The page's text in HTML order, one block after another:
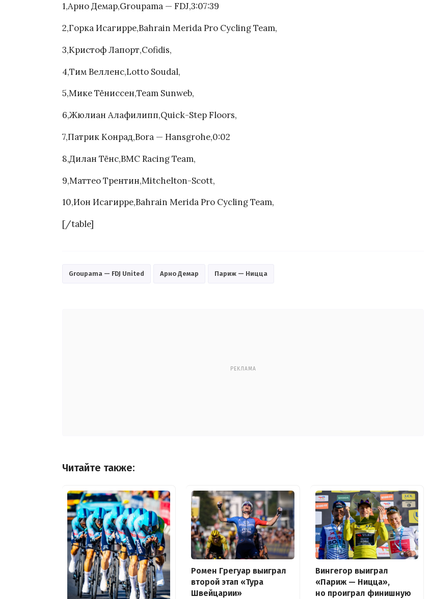
1,Арно Демар,Groupama — FDJ,3:07:39
2,Горка Исагирре,Bahrain Merida Pro Cycling Team,
3,Кристоф Лапорт,Cofidis,
4,Тим Велленс,Lotto Soudal,
5,Мике Тёниссен,Team Sunweb,
6,Жюлиан Алафилипп,Quick-Step Floors,
7,Патрик Конрад,Bora — Hansgrohe,0:02
8,Дилан Тёнс,BMC Racing Team,
9,Маттео Трентин,Mitchelton-Scott,
10,Ион Исагирре,Bahrain Merida Pro Cycling Team,
[/table]
Groupama — FDJ United Арно Демар Париж — Ницца
РЕКЛАМА
Читайте также:
Ромен Грегуар выиграл
второй этап «Тура
Швейцарии»
Вингегор выиграл
«Париж — Ницца»,
но проиграл финишную